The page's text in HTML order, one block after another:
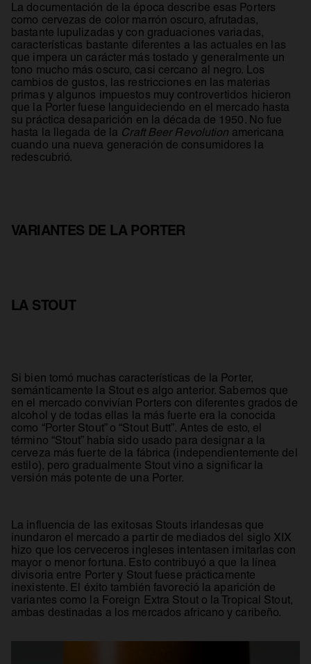
La documentación de la época describe esas Porters
como cervezas de color marrón oscuro, afrutadas,
bastante lupulizadas y con graduaciones variadas,
características bastante diferentes a las actuales en las
que impera un carácter más tostado y generalmente un
tono mucho más oscuro, casi cercano al negro. Los
cambios de gustos, las restricciones en las materias
primas y algunos impuestos muy controvertidos hicieron
que la Porter fuese languideciendo en el mercado hasta
su práctica desaparición en la década de 1950. No fue
hasta la llegada de la Craft Beer Revolution americana
cuando una nueva generación de consumidores la
redescubrió.
VARIANTES DE LA PORTER
LA STOUT
Si bien tomó muchas características de la Porter,
semánticamente la Stout es algo anterior. Sabemos que
en el mercado convivían Porters con diferentes grados de
alcohol y de todas ellas la más fuerte era la conocida
como “Porter Stout” o “Stout Butt”. Antes de esto, el
término “Stout” había sido usado para designar a la
cerveza más fuerte de la fábrica (independientemente del
estilo), pero gradualmente Stout vino a significar la
versión más potente de una Porter.
La influencia de las exitosas Stouts irlandesas que
inundaron el mercado a partir de mediados del siglo XIX
hizo que los cerveceros ingleses intentasen imitarlas con
mayor o menor fortuna. Esto contribuyó a que la línea
divisoria entre Porter y Stout fuese prácticamente
inexistente. El éxito también favoreció la aparición de
variantes como la Foreign Extra Stout o la Tropical Stout,
ambas destinadas a los mercados africano y caribeño.